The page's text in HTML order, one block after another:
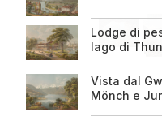
Informationen
zur
Seite
Lodge di
lago di Thun
Vista dal
Mönch e